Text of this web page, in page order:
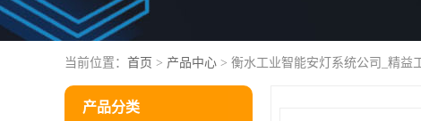
当前位置： 首页 > 产品中心 > 衡水工业智能安灯系统公司_精益
产品分类